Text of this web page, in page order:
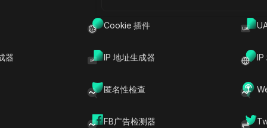
Cookie 插件
器 IP 地址生成器 IP
匿名性检查
FB广告检测器
流媒体和在线游戏等现代应用。
使数字指纹识别过程变得复杂，给数字身份带来了重大挑战
征来识别和跟踪个体用户。
问题，同时确保有效的用户参与。